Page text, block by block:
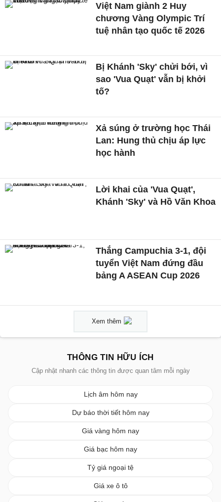
Việt Nam giành 2 Huy
chương Vàng Olympic Trí
tuệ nhân tạo quốc tế 2026
Bị Khánh 'Sky' chửi bới, vì
sao 'Vua Quạt' vẫn bị khởi
tố?
Xả súng ở trường học Thái
Lan: Hung thủ chịu áp lực
học hành
Lời khai của 'Vua Quạt',
Khánh 'Sky' và Hồ Văn Khoa
Thắng Campuchia 3-1, đội
tuyển Việt Nam đứng đầu
bảng A ASEAN Cup 2026
Xem thêm
THÔNG TIN HỮU ÍCH
Cập nhật nhanh các thông tin được quan tâm mỗi ngày
Lịch âm hôm nay
Dự báo thời tiết hôm nay
Giá vàng hôm nay
Giá bạc hôm nay
Tỷ giá ngoại tệ
Giá xe ô tô